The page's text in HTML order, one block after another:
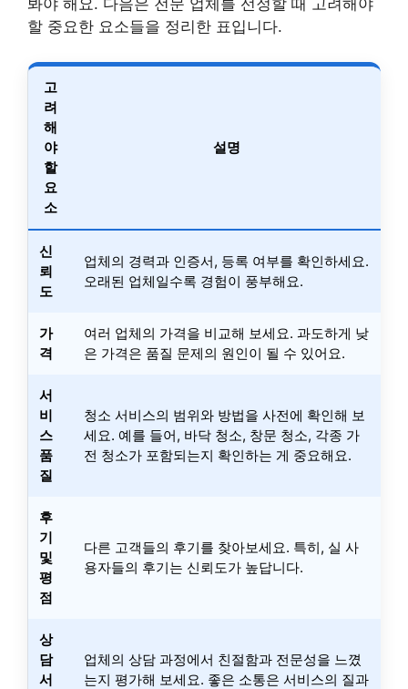
봐야 해요. 다음은 전문 업체를 선정할 때 고려해야
할 중요한 요소들을 정리한 표입니다.
고
려
해
야
할
요
소
설명
신
뢰
도
업체의 경력과 인증서, 등록 여부를 확인하세요.
오래된 업체일수록 경험이 풍부해요.
가
격
여러 업체의 가격을 비교해 보세요. 과도하게 낮
은 가격은 품질 문제의 원인이 될 수 있어요.
서
비
스
품
질
청소 서비스의 범위와 방법을 사전에 확인해 보
세요. 예를 들어, 바닥 청소, 창문 청소, 각종 가
전 청소가 포함되는지 확인하는 게 중요해요.
후
기
및
평
점
다른 고객들의 후기를 찾아보세요. 특히, 실 사
용자들의 후기는 신뢰도가 높답니다.
상
담
서
업체의 상담 과정에서 친절함과 전문성을 느꼈
는지 평가해 보세요. 좋은 소통은 서비스의 질과